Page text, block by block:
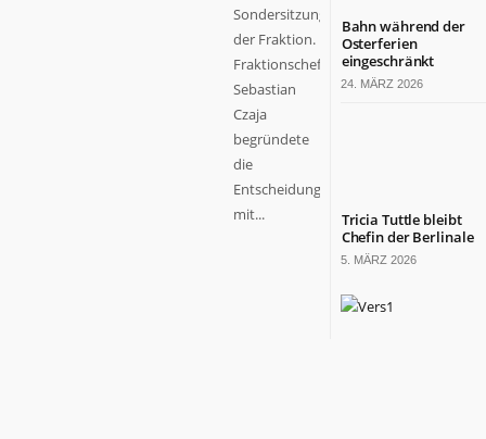
Sondersitzung
der Fraktion.
Fraktionschef
Sebastian
Czaja
begründete
die
Entscheidung
mit...
Bahn während der
Osterferien
eingeschränkt
24. MÄRZ 2026
Tricia Tuttle bleibt
Chefin der Berlinale
5. MÄRZ 2026